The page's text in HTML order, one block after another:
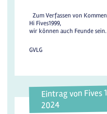
Zum Verfassen von
Hi Fives1999,
wir können auch Feunde sein.
GVLG
Eintrag von Fives
2024